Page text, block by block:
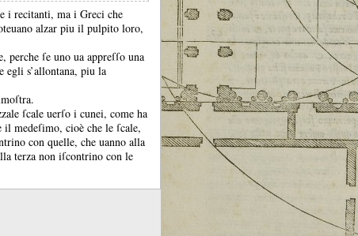
i recitanti, ma i Greci che
alzar piu il pulpito loro,
perche ſe uno ua appreſſo una
egli s’allontana, piu la
ſcale uerſo i cunei, come ha
il medeſimo, cioè che le ſcale,
con quelle, che uanno alla
terza non iſcontrino con le